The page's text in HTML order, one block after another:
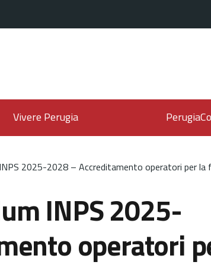
Vivere Perugia
2025-2028 – Accreditamento operatori per
INPS 2025-
operatori